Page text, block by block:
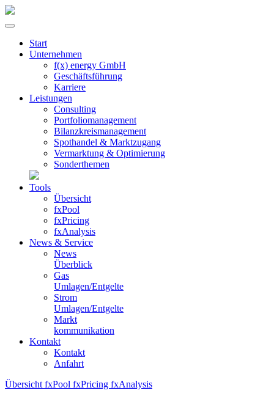
Start
Unternehmen
f(x) energy GmbH
Geschäftsführung
Karriere
Leistungen
Consulting
Portfolio­management
Bilanzkreis­management
Spothandel & Marktzugang
Vermarktung & Optimierung
Sonder­themen
Tools
Übersicht
fxPool
fxPricing
fxAnalysis
News & Service
News
Überblick
Gas
Umlagen/Entgelte
Strom
Umlagen/Entgelte
Markt
kommunikation
Kontakt
Kontakt
Anfahrt
Übersicht fxPool fxPricing fxAnalysis